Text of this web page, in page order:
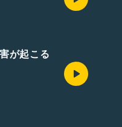
が起こる